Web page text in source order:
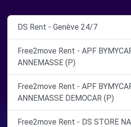
DS Rent - Genève 24/7
Free2move Rent - APF
ANNEMASSE (P)
Free2move Rent - APF
ANNEMASSE DEMOCAR (P)
Free2move Rent - DS STORE